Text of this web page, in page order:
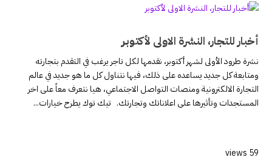
أخبار للتجار، النشرة الاولى لأكتوبر
نشرة طرود الأولى لشهر أكتوبر، نقدمها لكل تاجر يرغب في التقدم بتجارته
ومتابعة كل جديد يساعده على ذلك، فيها نتناول كل ما هو جديد في عالم
التجارة الالكترونية ومنصات التواصل الاجتماعي، هيا نتعرف معاً على اخر
المستجدات وتأثيرها على اعلاناتك وتجارتك. تيك توك يطرح خيارات...
59 views